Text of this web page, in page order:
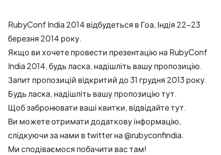
RubyConf India 2014 відбудеться в Гоа, Індія 22-23
березня 2014 року.
Якщо ви хочете провести презентацію на RubyConf
India 2014, будь ласка, надішліть вашу пропозицію.
Запит пропозицій відкритий до 31 грудня 2013 року.
Будь ласка, надішліть вашу пропозицію тут.
Щоб забронювати ваші квитки, відвідайтетут.
Ви можете отримати додаткову інформацію,
слідкуючи за нами в twitter на @rubyconfindia.
Ми сподіваємося побачити вас там!